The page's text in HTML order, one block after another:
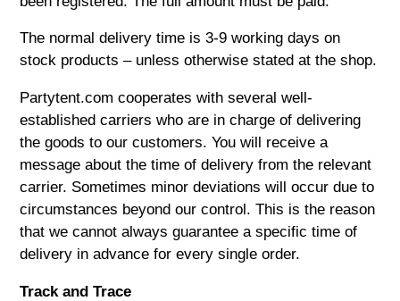
The normal delivery time is3-9 working days on
stock products – unless otherwise stated at the shop.
Partytent.com cooperates with several well-
established carriers who are in charge of delivering
the goods to our customers. You will receive a
message about the time of delivery from the relevant
carrier. Sometimes minor deviations will occur due to
circumstances beyond our control. This is the reason
that we cannot always guarantee a specific time of
delivery in advance for every single order.
Track and Trace